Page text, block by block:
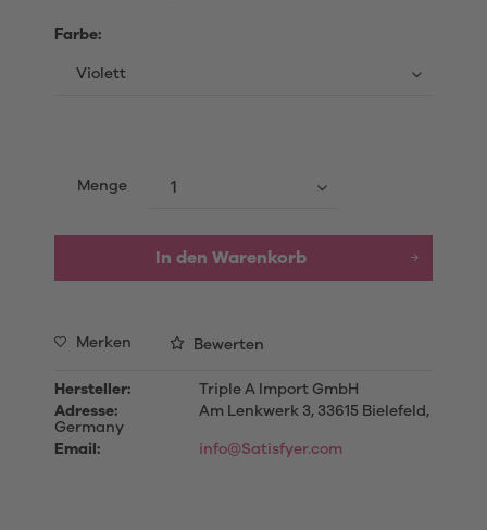
Farbe:
Menge
In den Warenkorb
Merken Bewerten
Hersteller:
Triple A Import GmbH
Adresse:
Am Lenkwerk 3, 33615 Bielefeld,
Germany
Email:
info@Satisfyer.com